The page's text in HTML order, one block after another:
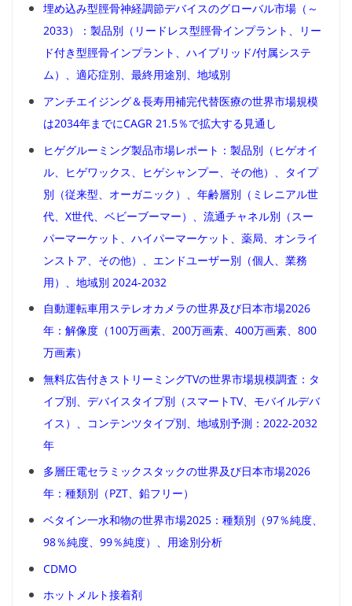
埋め込み型脛骨神経調節デバイスのグローバル市場（～
2033）：製品別（リードレス型脛骨インプラント、リー
ド付き型脛骨インプラント、ハイブリッド/付属システ
ム）、適応症別、最終用途別、地域別
アンチエイジング＆長寿用補完代替医療の世界市場規模
は2034年までにCAGR 21.5％で拡大する見通し
ヒゲグルーミング製品市場レポート：製品別（ヒゲオイ
ル、ヒゲワックス、ヒゲシャンプー、その他）、タイプ
別（従来型、オーガニック）、年齢層別（ミレニアル世
代、X世代、ベビーブーマー）、流通チャネル別（スー
パーマーケット、ハイパーマーケット、薬局、オンライ
ンストア、その他）、エンドユーザー別（個人、業務
用）、地域別 2024-2032
自動運転車用ステレオカメラの世界及び日本市場2026
年：解像度（100万画素、200万画素、400万画素、800
万画素）
無料広告付きストリーミングTVの世界市場規模調査：タ
イプ別、デバイスタイプ別（スマートTV、モバイルデバ
イス）、コンテンツタイプ別、地域別予測：2022-2032
年
多層圧電セラミックスタックの世界及び日本市場2026
年：種類別（PZT、鉛フリー）
ベタイン一水和物の世界市場2025：種類別（97％純度、
98％純度、99％純度）、用途別分析
CDMO
ホットメルト接着剤